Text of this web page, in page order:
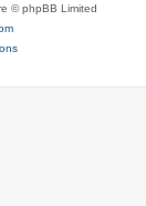
© phpBB Limited